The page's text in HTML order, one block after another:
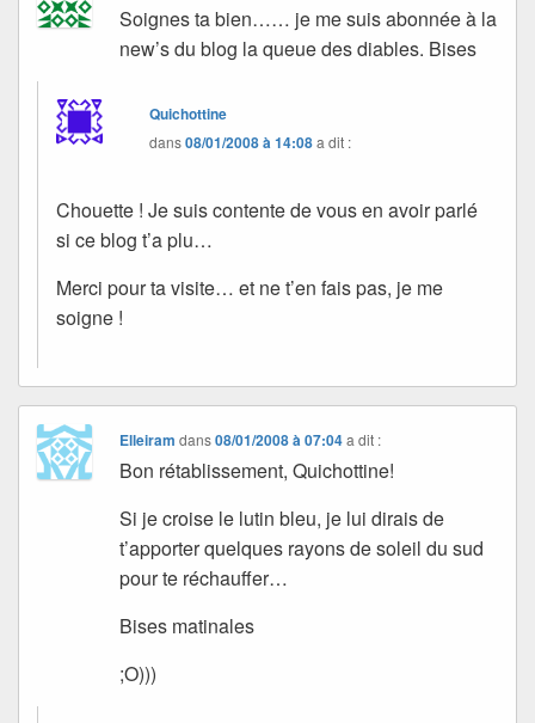
Soignes ta bien…… je me suis abonnée à la
new’s du blog la queue des diables. Bises
Quichottine
dans08/01/2008 à 14:08a dit :
Chouette ! Je suis contente de vous en avoir parlé
si ce blog t’a plu…
Merci pour ta visite… et ne t’en fais pas, je me
soigne !
Elleiram dans08/01/2008 à 07:04 a dit :
Bon rétablissement, Quichottine!
Si je croise le lutin bleu, je lui dirais de
t’apporter quelques rayons de soleil du sud
pour te réchauffer…
Bises matinales
;O)))